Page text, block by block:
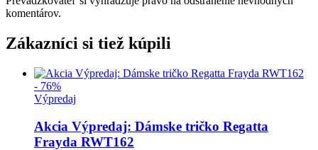
komentárov.
Zákazníci si tiež kúpili
- 76%
Výpredaj
Akcia Výpredaj: Dámske tričko Regatta
Frayda RWT162